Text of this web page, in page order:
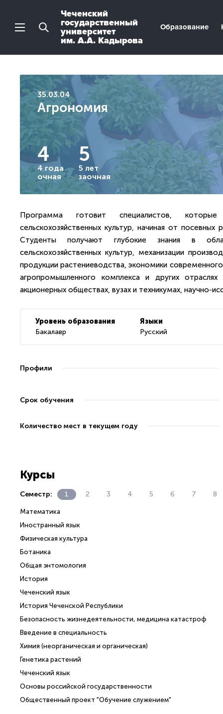
Чеченский
государственный
университет
им. А.А. Кадырова
Образование
35.03.04
Агрономия
4
4 года
очная
5
5 лет
заочная
Программа готовит специалистов,
сельскохозяйственных культур, начиная от
Студенты получают глубокие знания в
сельскохозяйственных культур, механизации
продукции растениеводства, экономики
агропромышленного комплекса и других
акционерных обществах, вузах и техникумах, научно-
Уровень образования
Бакалавр
Языки
Русский
Профили
Срок обучения
Количество мест в текущем году
Курсы
Семестр: 1 2 3 4 5 6 7 8
Математика
Иностранный язык
Физическая культура
Ботаника
Общая энтомология
История
Чеченский язык
История Чеченской Республики
Безопасность жизнедеятельности, медицина катастроф
Введение в специальность
Химия (неорганическая и органическая)
Генетика растений
Чеченский язык
Основы российской государственности
Общественный проект "Обучение служением"